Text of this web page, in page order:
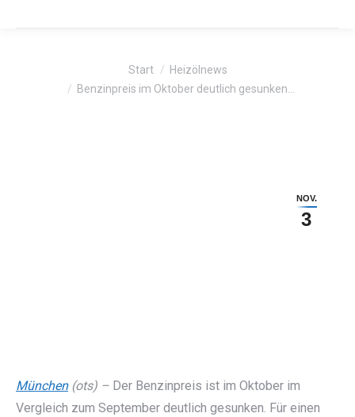
Sie befinden sich hier:Start
Heizölnews
Benzinpreis im Oktober deutlich gesunken…
NOV.
3
München(ots) – Der Benzinpreis ist im Oktober im
Vergleich zum September deutlich gesunken. Für einen